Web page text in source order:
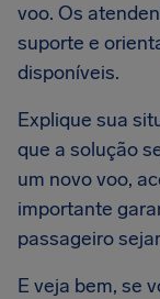
voo. Os
suporte e
disponíveis.
Explique sua
que a solução
um novo voo,
importante
passageiro
E veja bem, se